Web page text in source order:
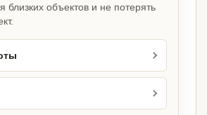
близких объектов и не потерять